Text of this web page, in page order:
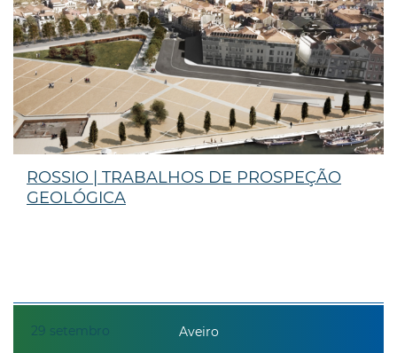
29 setembro
ROSSIO | TRABALHOS DE PROSPEÇÃO
GEOLÓGICA
Aveiro